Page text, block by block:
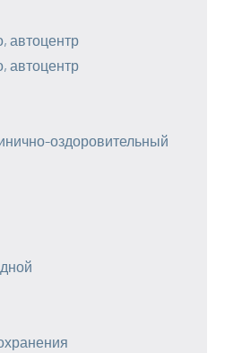
автоцентр
автоцентр
оздоровительный